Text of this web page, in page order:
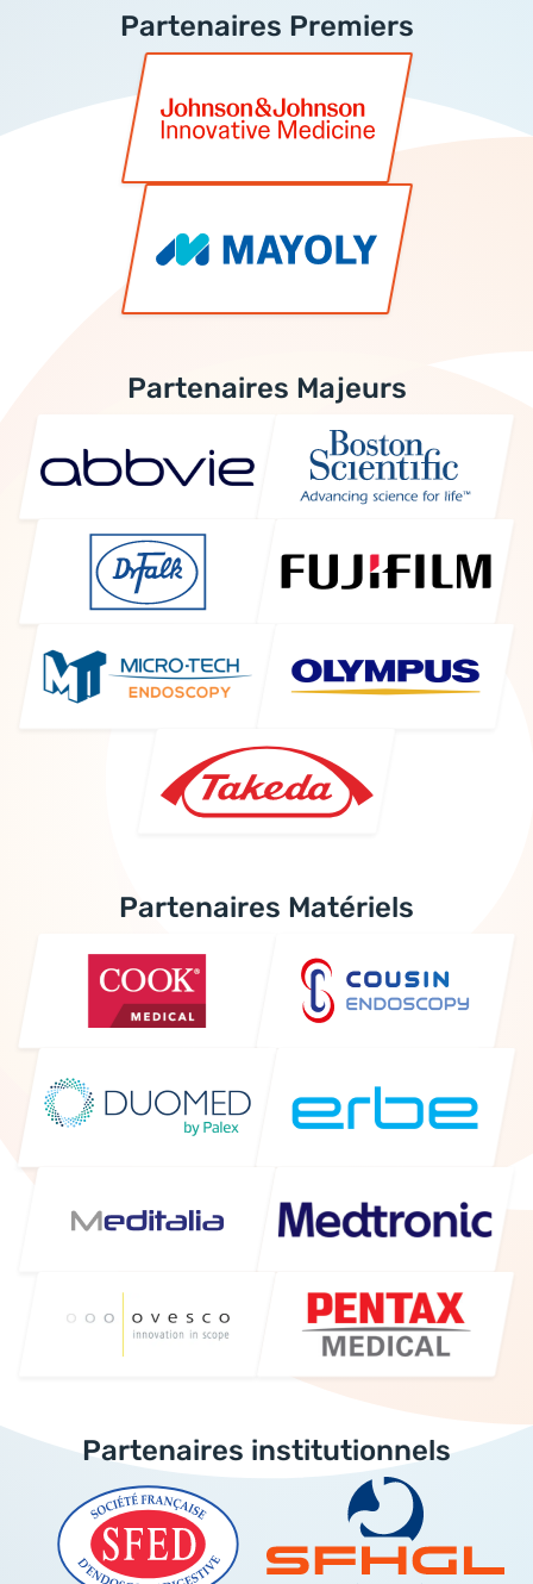
Partenaires Premiers
Partenaires Majeurs
Partenaires Matériels
Partenaires institutionnels